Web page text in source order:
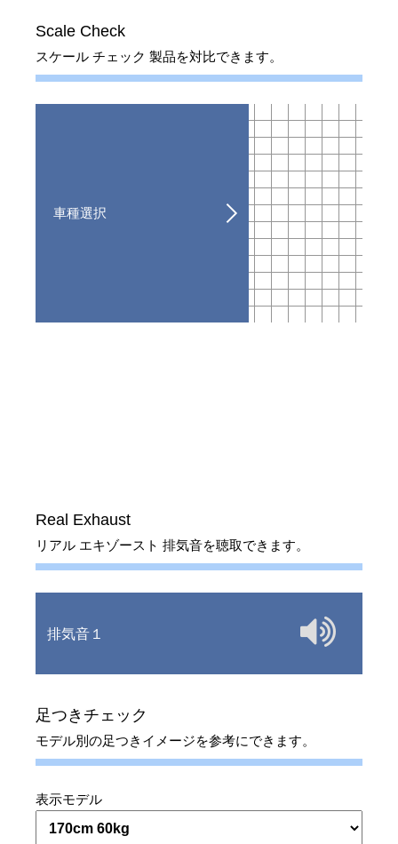
Scale Check
スケール チェック 製品を対比できます。
車種選択
Real Exhaust
リアル エキゾースト 排気音を聴取できます。
排気音１
足つきチェック
モデル別の足つきイメージを参考にできます。
表示モデル